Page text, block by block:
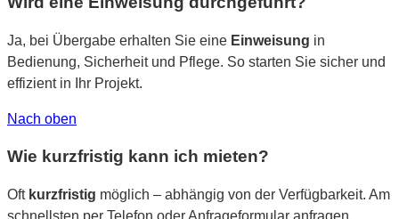
Ja, bei Übergabe erhalten Sie eine Einweisung in
Bedienung, Sicherheit und Pflege. So starten Sie sicher und
effizient in Ihr Projekt.
Nach oben
Wie kurzfristig kann ich mieten?
Oft kurzfristig möglich – abhängig von der Verfügbarkeit. Am
schnellsten per Telefon oder Anfrageformular anfragen.